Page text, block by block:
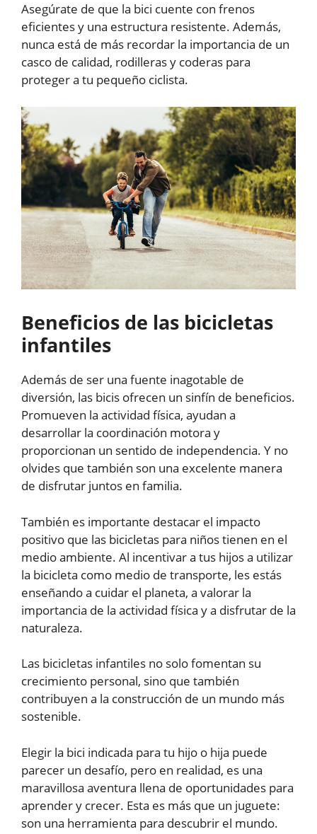
Asegúrate de que la bici cuente con frenos
eficientes y una estructura resistente. Además,
nunca está de más recordar la importancia de un
casco de calidad, rodilleras y coderas para
proteger a tu pequeño ciclista.
Beneficios de las bicicletas
infantiles
Además de ser una fuente inagotable de
diversión, las bicis ofrecen un sinfín de beneficios.
Promueven la actividad física, ayudan a
desarrollar la coordinación motora y
proporcionan un sentido de independencia. Y no
olvides que también son una excelente manera
de disfrutar juntos en familia.
También es importante destacar el impacto
positivo que las bicicletas para niños tienen en el
medio ambiente. Al incentivar a tus hijos a utilizar
la bicicleta como medio de transporte, les estás
enseñando a cuidar el planeta, a valorar la
importancia de la actividad física y a disfrutar de la
naturaleza.
Las bicicletas infantiles no solo fomentan su
crecimiento personal, sino que también
contribuyen a la construcción de un mundo más
sostenible.
Elegir la bici indicada para tu hijo o hija puede
parecer un desafío, pero en realidad, es una
maravillosa aventura llena de oportunidades para
aprender y crecer. Esta es más que un juguete:
son una herramienta para descubrir el mundo.